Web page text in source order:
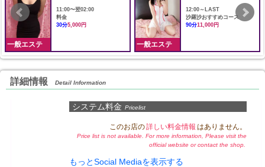
一般エステ
11:00〜翌02:00
料金
30分5,000円
一般エステ
12:00～LAST
沙羅沙おすすめコース
90分11,000円
詳細情報 Detail Information
システム料金 Pricelist
このお店の詳しい料金情報 はありません。
Price list is not available. For more information, Please visit the
official website or contact the shop.
もっとSocial Mediaを表示する